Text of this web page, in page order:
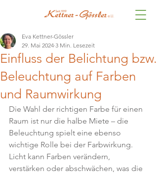
Einfluss der Belichtung bzw.
Beleuchtung auf Farben
und Raumwirkung
Eva Kettner-Gössler
29. Mai 2024 3 Min. Lesezeit
Die Wahl der richtigen Farbe für einen
Raum ist nur die halbe Miete – die
Beleuchtung spielt eine ebenso
wichtige Rolle bei der Farbwirkung.
Licht kann Farben verändern,
verstärken oder abschwächen, was die